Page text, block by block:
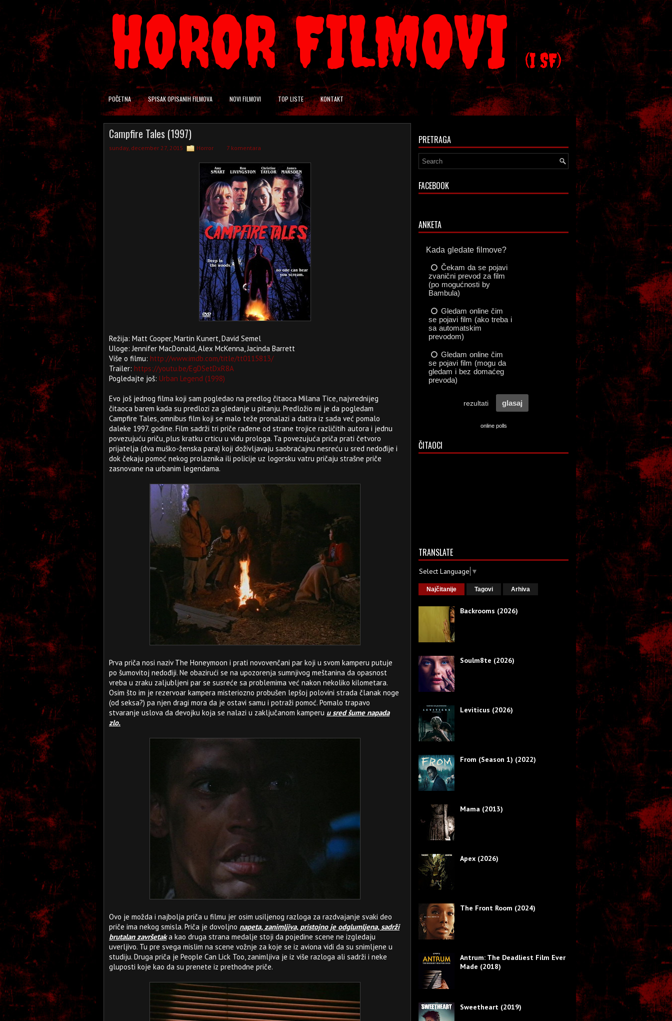
HOROR FILMOVI(I SF)
POČETNA SPISAK OPISANIH FILMOVA NOVI FILMOVI TOP LISTE KONTAKT
Campfire Tales (1997)
sunday, december 27, 2015 Horror 7 komentara
Režija: Matt Cooper, Martin Kunert, David Semel
Uloge: Jennifer MacDonald, Alex McKenna, Jacinda Barrett
Više o filmu: http://www.imdb.com/title/tt0115813/
Trailer: https://youtu.be/EgDSetDxR8A
Pogledajte još: Urban Legend (1998)
Evo još jednog filma koji sam pogledao na predlog čitaoca Milana Tice, najvrednijeg
čitaoca barem kada su predlozi za gledanje u pitanju. Predložio mi je da pogledam
Campfire Tales, omnibus film koji se malo teže pronalazi a datira iz sada već pomalo
daleke 1997. godine. Film sadrži tri priče rađene od strane trojice različitih autora i jednu
povezujuću priču, plus kratku crticu u vidu prologa. Ta povezujuća priča prati četvoro
prijatelja (dva muško-ženska para) koji doživljavaju saobraćajnu nesreću u sred nedođije i
dok čekaju pomoć nekog prolaznika ili policije uz logorsku vatru pričaju strašne priče
zasnovane na urbanim legendama.
Prva priča nosi naziv The Honeymoon i prati novovenčani par koji u svom kamperu putuje
po šumovitoj nedođiji. Ne obazirući se na upozorenja sumnjivog meštanina da opasnost
vreba u zraku zaljubljeni par se susreće sa problemima već nakon nekoliko kilometara.
Osim što im je rezervoar kampera misteriozno probušen lepšoj polovini strada članak noge
(od seksa?) pa njen dragi mora da je ostavi samu i potraži pomoć. Pomalo trapavo
stvaranje uslova da devojku koja se nalazi u zaključanom kamperu u sred šume napada
zlo.
Ovo je možda i najbolja priča u filmu jer osim usiljenog razloga za razdvajanje svaki deo
priče ima nekog smisla. Priča je dovoljno napeta, zanimljiva, pristojno je odglumljena, sadrži
brutalan završetaka kao druga strana medalje stoji da pojedine scene ne izgledaju
uverljivo. Tu pre svega mislim na scene vožnje za koje se iz aviona vidi da su snimljene u
studiju. Druga priča je People Can Lick Too, zanimljiva je iz više razloga ali sadrži i neke
gluposti koje kao da su prenete iz prethodne priče.
PRETRAGA
FACEBOOK
ANKETA
online polls
ČITAOCI
TRANSLATE
Select Language ▼
Najčitanije Tagovi Arhiva
Backrooms (2026)
Soulm8te (2026)
Leviticus (2026)
From (Season 1) (2022)
Mama (2013)
Apex (2026)
The Front Room (2024)
Antrum: The Deadliest Film Ever
Made (2018)
Sweetheart (2019)